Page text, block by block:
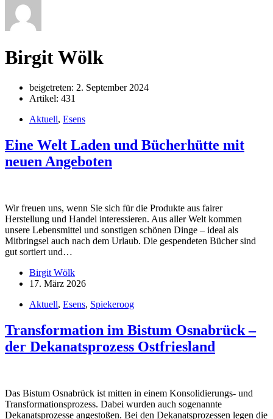
Birgit Wölk
beigetreten: 2. September 2024
Artikel: 431
Aktuell, Esens
Eine Welt Laden und Bücherhütte mit
neuen Angeboten
Wir freuen uns, wenn Sie sich für die Produkte aus fairer
Herstellung und Handel interessieren. Aus aller Welt kommen
unsere Lebensmittel und sonstigen schönen Dinge – ideal als
Mitbringsel auch nach dem Urlaub. Die gespendeten Bücher sind
gut sortiert und…
Birgit Wölk
17. März 2026
Aktuell, Esens, Spiekeroog
Transformation im Bistum Osnabrück –
der Dekanatsprozess Ostfriesland
Das Bistum Osnabrück ist mitten in einem Konsolidierungs- und
Transformationsprozess. Dabei wurden auch sogenannte
Dekanatsprozesse angestoßen. Bei den Dekanatsprozessen legen die